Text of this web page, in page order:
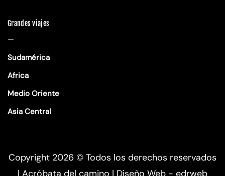
Grandes viajes
—
Sudamérica
Africa
Medio Oriente
Asia Central
Copyright 2026 © Todos los derechos reservados
| Acróbata del camino | Diseño Web - edrweb